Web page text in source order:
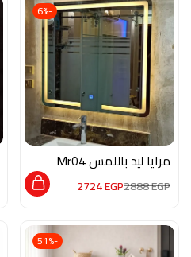
-6%
مرايا ليد باللمس Mr04
2888EGP
2724EGP
-51%